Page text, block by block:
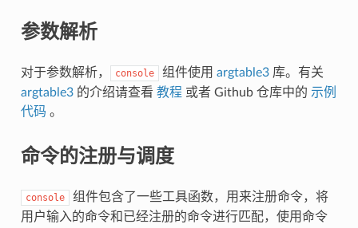
参数解析
对于参数解析， console 组件使用 argtable3库。有关
argtable3的介绍请查看 教程 或者 Github 仓库中的 示例
代码 。
命令的注册与调度
console
组件包含了一些工具函数，用来注册命令，将
用户输入的命令和已经注册的命令进行匹配，使用命令